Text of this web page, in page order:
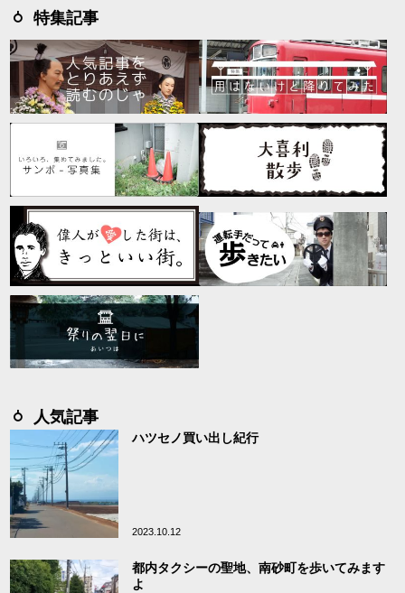
特集記事
人気記事
ハツセノ買い出し紀行
2023.10.12
都内タクシーの聖地、南砂町を歩いてみます
よ